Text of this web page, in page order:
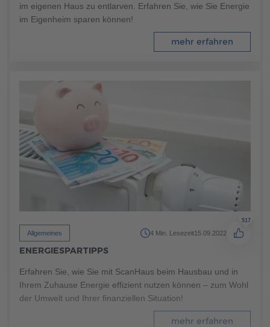
MUSTERHAUS FINDEN
im eigenen Haus zu entlarven. Erfahren Sie, wie Sie Energie
im Eigenheim sparen können!
mehr erfahren
Allgemeines 4 Min. Lesezeit15.09.2022
517
ENERGIESPARTIPPS
Erfahren Sie, wie Sie mit ScanHaus beim Hausbau und in
Ihrem Zuhause Energie effizient nutzen können – zum Wohl
der Umwelt und Ihrer finanziellen Situation!
mehr erfahren